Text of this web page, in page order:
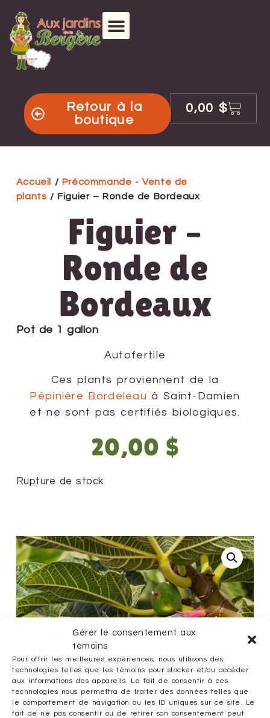
Gérer le consentement aux
témoins
Pour offrir les meilleures expériences, nous utilisons des
technologies telles que les témoins pour stocker et/ou accéder
aux informations des appareils. Le fait de consentir à ces
technologies nous permettra de traiter des données telles que
le comportement de navigation ou les ID uniques sur ce site. Le
fait de ne pas consentir ou de retirer son consentement peut
Retour à la
boutique
0,00 $
Accueil / Précommande - Vente de
plants / Figuier – Ronde de Bordeaux
Figuier –
Ronde de
Bordeaux
Pot de 1 gallon
Autofertile
Ces plants proviennent de la
Pépinière Bordeleau à Saint-Damien
et ne sont pas certifiés biologiques.
20,00 $
Rupture de stock